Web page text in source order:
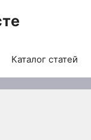
Каталог статей